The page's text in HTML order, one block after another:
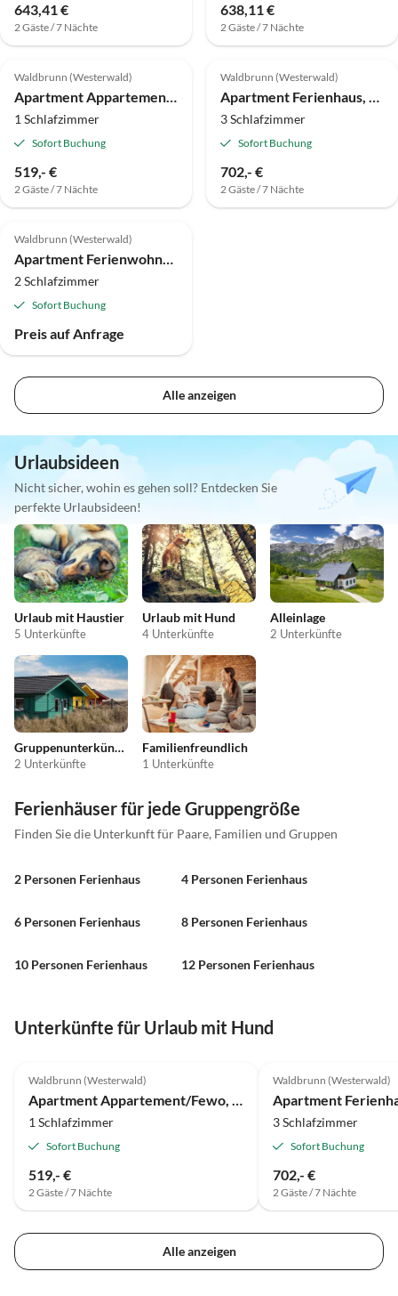
643,41 €
2 Gäste / 7 Nächte
638,11 €
2 Gäste / 7 Nächte
Waldbrunn (Westerwald)
Apartment Appartement/Fewo, Dusche, WC, Balkon
1 Schlafzimmer
Sofort Buchung
519,- €
2 Gäste / 7 Nächte
Waldbrunn (Westerwald)
Apartment Ferienhaus, 3 Schlafzimmer, 2 Bäder
3 Schlafzimmer
Sofort Buchung
702,- €
2 Gäste / 7 Nächte
Waldbrunn (Westerwald)
Apartment Ferienwohnung Hessenblick, 1-6 Personen
2 Schlafzimmer
Sofort Buchung
Preis auf Anfrage
Alle anzeigen
Urlaubsideen
Nicht sicher, wohin es gehen soll? Entdecken Sie
perfekte Urlaubsideen!
Urlaub mit Haustier
5 Unterkünfte
Urlaub mit Hund
4 Unterkünfte
Alleinlage
2 Unterkünfte
Gruppenunterkünfte
2 Unterkünfte
Familienfreundlich
1 Unterkünfte
Ferienhäuser für jede Gruppengröße
Finden Sie die Unterkunft für Paare, Familien und Gruppen
2 Personen Ferienhaus 4 Personen Ferienhaus
6 Personen Ferienhaus 8 Personen Ferienhaus
10 Personen Ferienhaus 12 Personen Ferienhaus
Unterkünfte für Urlaub mit Hund
Waldbrunn (Westerwald)
1 Schlafzimmer
Sofort Buchung
519,- €
2 Gäste / 7 Nächte
Waldbrunn (Westerwald)
3 Schlafzimmer
Sofort Buchung
702,- €
2 Gäste / 7 Nächte
Alle anzeigen